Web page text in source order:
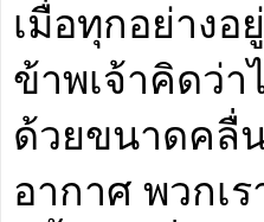
เมื่อทุกอย่าง
ข้าพเจ้าคิดว่า
ด้วยขนาดคลื่น
อากาศ พวกเ